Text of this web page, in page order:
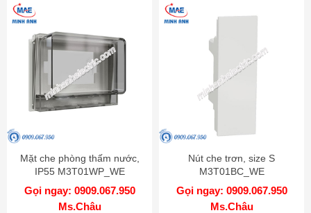
Mặt che phòng thấm nước,
IP55 M3T01WP_WE
Gọi ngay: 0909.067.950
Ms.Châu
Nút che trơn, size S
M3T01BC_WE
Gọi ngay: 0909.067.950
Ms.Châu